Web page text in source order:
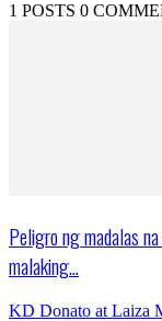
1 POSTS 0
Peligro ng madalas
malaking...
KD Donato at Laiza